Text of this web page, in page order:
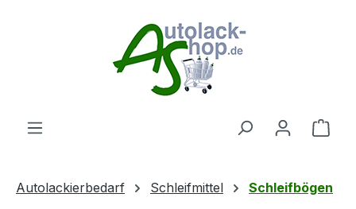
Autolackierbedarf Schleifmittel Schleifbögen